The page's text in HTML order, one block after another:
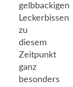
gelbbackigen
Leckerbissen
zu
diesem
Zeitpunkt
ganz
besonders